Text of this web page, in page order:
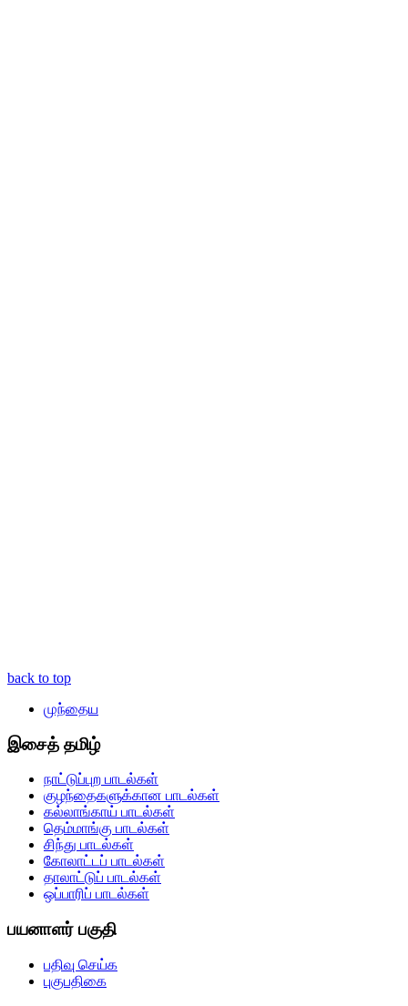
back to top
முந்தைய
இசைத் தமிழ்
நாட்டுப்புற பாடல்கள்
குழந்தைகளுக்கான பாடல்கள்
கல்லாங்காய் பாடல்கள்
தெம்மாங்கு பாடல்கள்
சிந்து பாடல்கள்
கோலாட்டப் பாடல்கள்
தாலாட்டுப் பாடல்கள்
ஒப்பாரிப் பாடல்கள்
பயனாளர் பகுதி
பதிவு செய்க
புகுபதிகை